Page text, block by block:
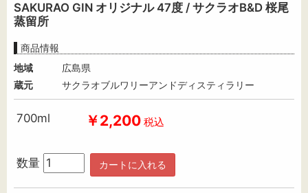
SAKURAO GIN オリジナル 47度 / サクラオB&D 桜尾
蒸留所
商品情報
地域
広島県
蔵元
サクラオブルワリーアンドディスティラリー
700ml ￥2,200 税込
数量 カートに入れる